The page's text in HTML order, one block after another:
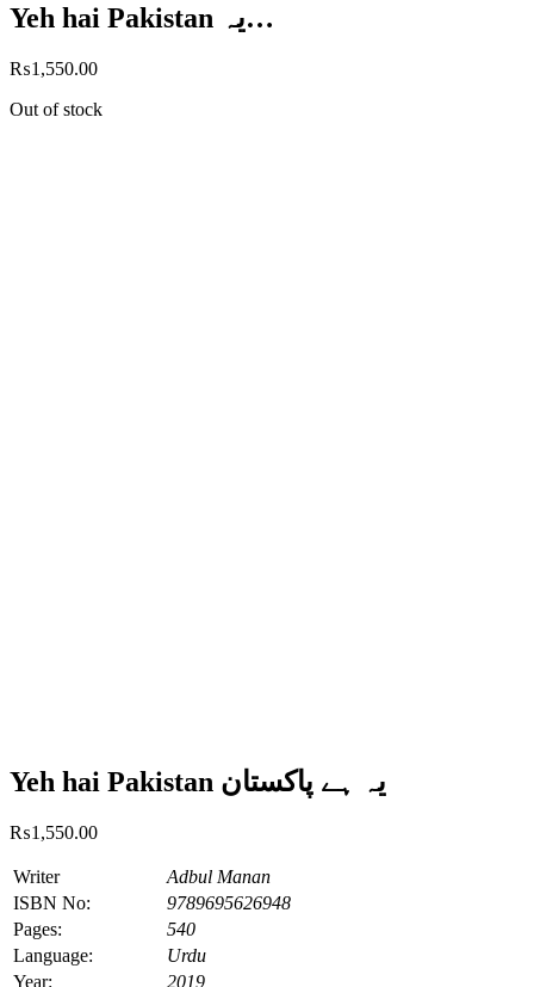
Yeh hai Pakistan یہ…
₨1,550.00
Out of stock
Yeh hai Pakistan یہ ہے پاکستان
₨1,550.00
Writer
Adbul Manan
ISBN No:
9789695626948
Pages:
540
Language:
Urdu
Year:
2019